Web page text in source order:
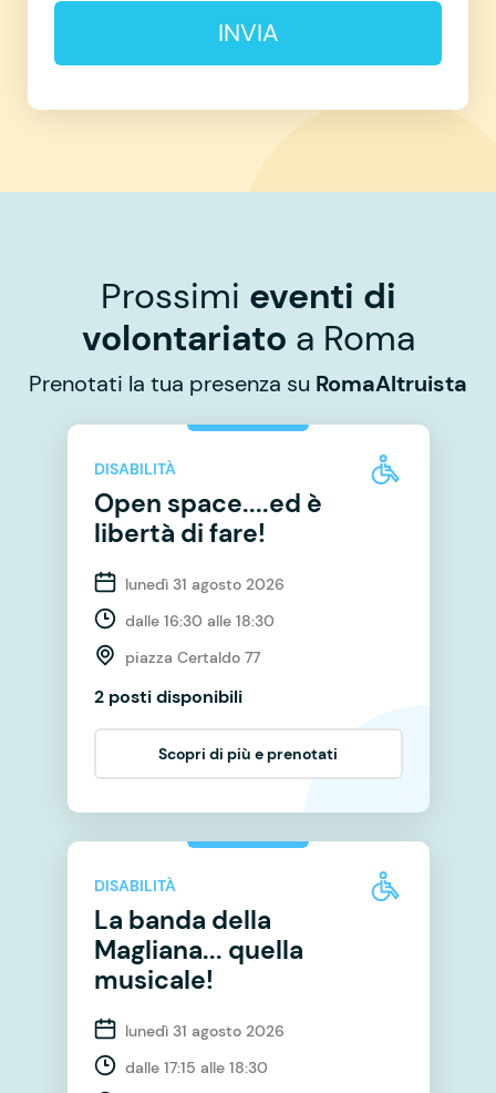
INVIA
Prossimi eventi di
volontariato a Roma
Prenotati la tua presenza su RomaAltruista
DISABILITÀ
Open space....ed è
libertà di fare!
lunedì 31 agosto 2026
dalle 16:30 alle 18:30
piazza Certaldo 77
2 posti disponibili
Scopri di più e prenotati
DISABILITÀ
La banda della
Magliana... quella
musicale!
lunedì 31 agosto 2026
dalle 17:15 alle 18:30